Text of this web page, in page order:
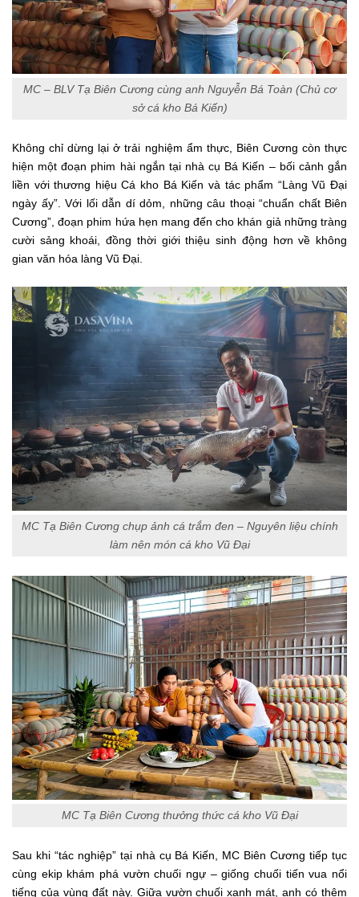
MC – BLV Tạ Biên Cương cùng anh Nguyễn Bá Toàn (Chủ cơ
sở cá kho Bá Kiến)
Không chỉ dừng lại ở trải nghiệm ẩm thực, Biên Cương còn thực
hiện một đoạn phim hài ngắn tại nhà cụ Bá Kiến – bối cảnh gắn
liền với thương hiệu Cá kho Bá Kiến và tác phẩm “Làng Vũ Đại
ngày ấy”. Với lối dẫn dí dỏm, những câu thoại “chuẩn chất Biên
Cương”, đoạn phim hứa hẹn mang đến cho khán giả những tràng
cười sảng khoái, đồng thời giới thiệu sinh động hơn về không
gian văn hóa làng Vũ Đại.
MC Tạ Biên Cương chụp ảnh cá trắm đen – Nguyên liệu chính
làm nên món cá kho Vũ Đại
MC Tạ Biên Cương thưởng thức cá kho Vũ Đại
Sau khi “tác nghiệp” tại nhà cụ Bá Kiến, MC Biên Cương tiếp tục
cùng ekip khám phá vườn chuối ngự – giống chuối tiến vua nổi
tiếng của vùng đất này. Giữa vườn chuối xanh mát, anh có thêm